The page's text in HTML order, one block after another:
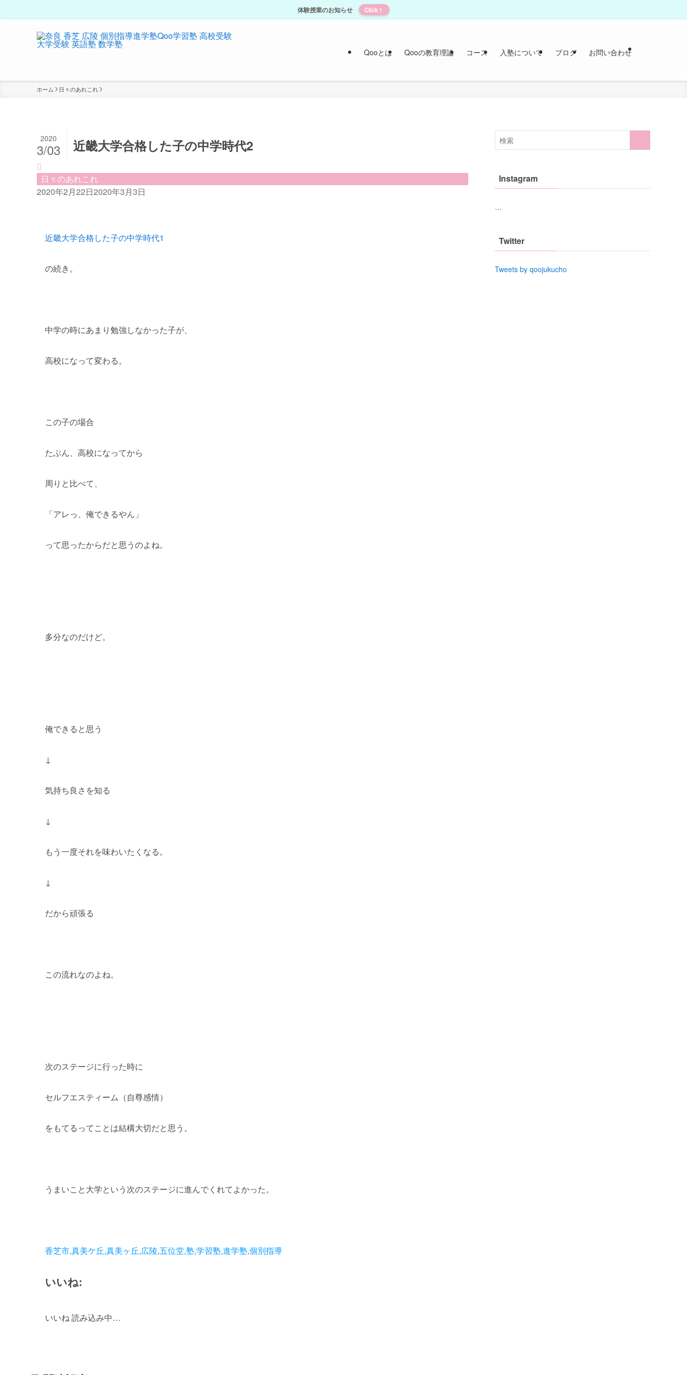
体験授業のお知らせ Click！
Qooとは Qooの教育理論 コース 入塾について ブログ お問い合わせ
ホーム 日々のあれこれ
近畿大学合格した子の中学時代2
2020
3/03
日々のあれこれ
2020年2月22日2020年3月3日
近畿大学合格した子の中学時代1
の続き。
中学の時にあまり勉強しなかった子が、
高校になって変わる。
この子の場合
たぶん、高校になってから
周りと比べて、
「アレっ、俺できるやん」
って思ったからだと思うのよね。
多分なのだけど。
俺できると思う
↓
気持ち良さを知る
↓
もう一度それを味わいたくなる。
↓
だから頑張る
この流れなのよね。
次のステージに行った時に
セルフエスティーム（自尊感情）
をもてるってことは結構大切だと思う。
うまいこと大学という次のステージに進んでくれてよかった。
香芝市,真美ケ丘,真美ヶ丘,広陵,五位堂,塾,学習塾,進学塾,個別指導
いいね:
いいね 読み込み中…
Instagram
…
Twitter
Tweets by qoojukucho